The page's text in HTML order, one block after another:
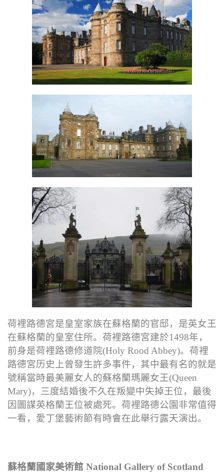
荷裡路德宮是皇室家族在蘇格蘭的官邸，是英女王
在蘇格蘭的皇室住所。荷裡路德宮建於1498年，
前身是荷裡路德修道院(Holy Rood Abbey)。荷裡
路德宮历史上曾發生許多事件，其中最有名的就是
號稱當時最美麗女人的蘇格蘭瑪麗女王(Queen
Mary)，三度結婚後不久在叛變中失掉王位，最後
因圖謀英格蘭王位被處死。荷裡路德公園非常值得
一看，愛丁堡藝術節有時會在此舉行露天演出。
蘇格蘭國家美術館 National Gallery of Scotland